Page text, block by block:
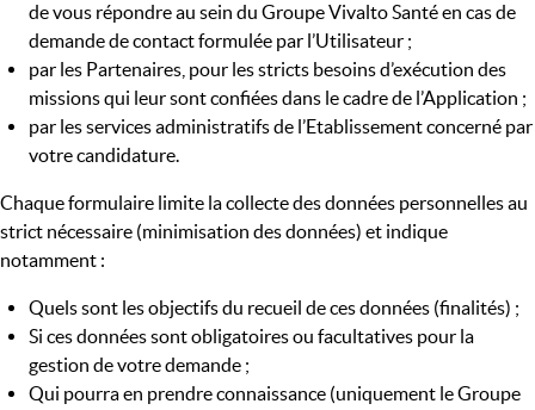
de vous répondre au sein du Groupe Vivalto Santé en cas de
demande de contact formulée par l’Utilisateur ;
par les Partenaires, pour les stricts besoins d’exécution des
missions qui leur sont confiées dans le cadre de l’Application ;
par les services administratifs de l’Etablissement concerné par
votre candidature.
Chaque formulaire limite la collecte des données personnelles au
strict nécessaire (minimisation des données) et indique
notamment :
Quels sont les objectifs du recueil de ces données (finalités) ;
Si ces données sont obligatoires ou facultatives pour la
gestion de votre demande ;
Qui pourra en prendre connaissance (uniquement le Groupe